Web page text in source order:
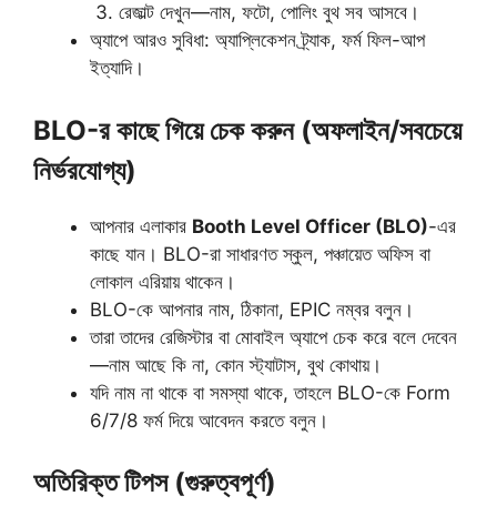
রেজাল্ট দেখুন—নাম, ফটো, পোলিং বুথ সব আসবে।
অ্যাপে আরও সুবিধা: অ্যাপ্লিকেশন ট্র্যাক, ফর্ম ফিল-আপ
ইত্যাদি।
BLO-র কাছে গিয়ে চেক করুন (অফলাইন/সবচেয়ে
নির্ভরযোগ্য)
আপনার এলাকার Booth Level Officer (BLO)-এর
কাছে যান। BLO-রা সাধারণত স্কুল, পঞ্চায়েত অফিস বা
লোকাল এরিয়ায় থাকেন।
BLO-কে আপনার নাম, ঠিকানা, EPIC নম্বর বলুন।
তারা তাদের রেজিস্টার বা মোবাইল অ্যাপে চেক করে বলে দেবেন
—নাম আছে কি না, কোন স্ট্যাটাস, বুথ কোথায়।
যদি নাম না থাকে বা সমস্যা থাকে, তাহলে BLO-কে Form
6/7/8 ফর্ম দিয়ে আবেদন করতে বলুন।
অতিরিক্ত টিপস (গুরুত্বপূর্ণ)